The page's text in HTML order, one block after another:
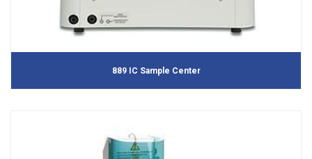
889 IC Sample Center